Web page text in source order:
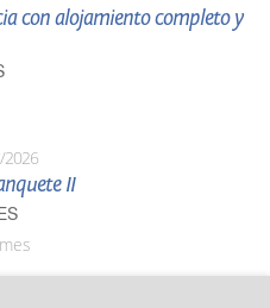
con alojamiento completo y
2026
II